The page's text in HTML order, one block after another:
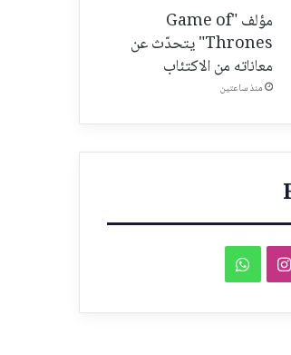
مؤلف "Game of
Thrones" يتحدّث عن
معاناته من الاكتئاب
منذ ساعتين
انستقرامواتساب